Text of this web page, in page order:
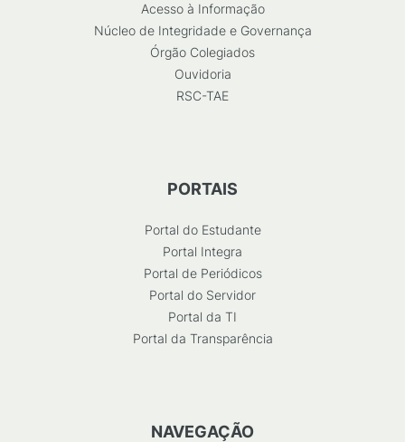
Acesso à Informação
Núcleo de Integridade e Governança
Órgão Colegiados
Ouvidoria
RSC-TAE
PORTAIS
Portal do Estudante
Portal Integra
Portal de Periódicos
Portal do Servidor
Portal da TI
Portal da Transparência
NAVEGAÇÃO